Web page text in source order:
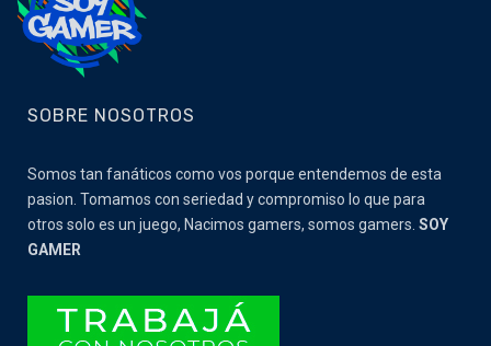
SOBRE NOSOTROS
Somos tan fanáticos como vos porque entendemos de esta
pasion. Tomamos con seriedad y compromiso lo que para
otros solo es un juego, Nacimos gamers, somos gamers. SOY
GAMER